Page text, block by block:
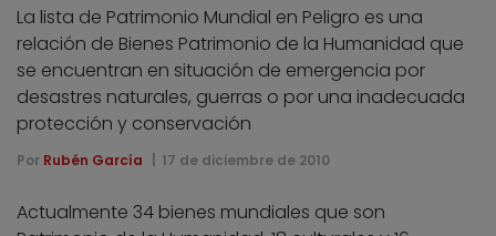
La lista de Patrimonio Mundial en Peligro es una
relación de Bienes Patrimonio de la Humanidad que
se encuentran en situación de emergencia por
desastres naturales, guerras o por una inadecuada
protección y conservación
Por Rubén García 17 de diciembre de 2010
Actualmente 34 bienes mundiales que son